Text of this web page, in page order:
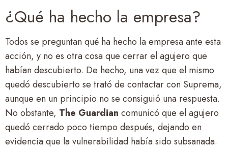
¿Qué ha hecho la empresa?
Todos se preguntan qué ha hecho la empresa ante esta
acción, y no es otra cosa que cerrar el agujero que
habían descubierto. De hecho, una vez que el mismo
quedó descubierto se trató de contactar con Suprema,
aunque en un principio no se consiguió una respuesta.
No obstante, The Guardian comunicó que el agujero
quedó cerrado poco tiempo después, dejando en
evidencia que la vulnerabilidad había sido subsanada.